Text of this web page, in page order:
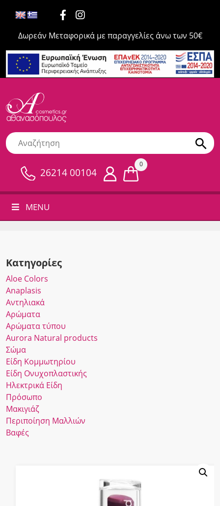
Δωρεάν Μεταφορικά με παραγγελίες άνω των 50€
26214 00104
0
MENU
Κατηγορίες
Αloe Colors
Anaplasis
Αντηλιακά
Αρώματα
Αρώματα τύπου
Αurora Νatural products
Σώμα
Είδη Κομμωτηρίου
Είδη Ονυχοπλαστικής
Ηλεκτρικά Είδη
Πρόσωπο
Μακιγιάζ
Περιποίηση Μαλλιών
Βαφές